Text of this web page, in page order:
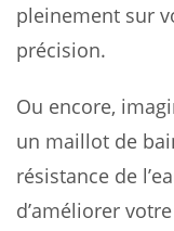
pleinement sur
précision.
Ou encore,
un maillot de
résistance de
d’améliorer